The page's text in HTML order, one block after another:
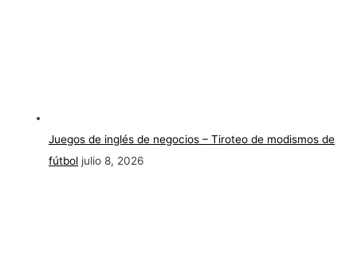
Juegos de inglés de negocios – Tiroteo de modismos de
fútbol julio 8, 2026